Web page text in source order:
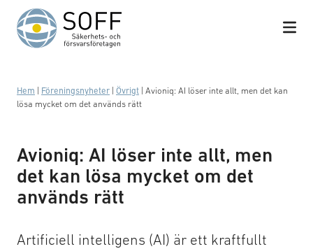
Hoppa till innehåll
Hem Föreningsnyheter Övrigt Avioniq: AI löser inte allt, men det kan
lösa mycket om det används rätt
Avioniq: AI löser inte allt, men
det kan lösa mycket om det
används rätt
Artificiell intelligens (AI) är ett kraftfullt